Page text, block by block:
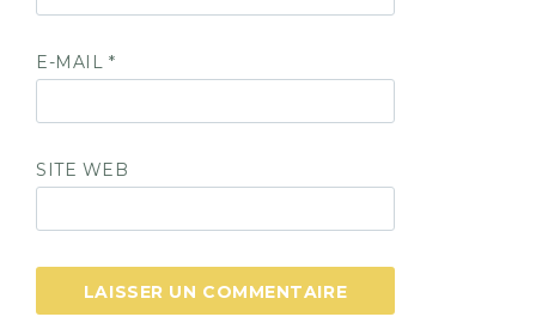
E-MAIL *
SITE WEB